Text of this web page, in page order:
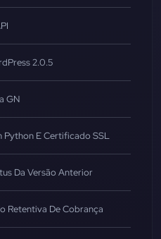
2.0.5
GN
Python E Certificado SSL
Da Versão Anterior
Retentiva De Cobrança